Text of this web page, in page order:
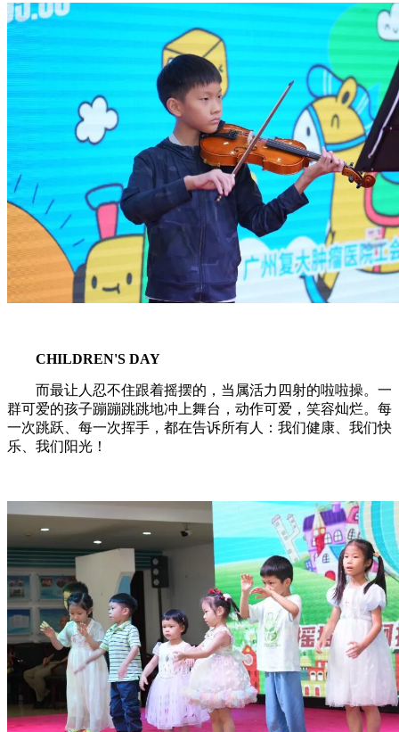
CHILDREN'S DAY
而最让人忍不住跟着摇摆的，当属活力四射的啦啦操。一
群可爱的孩子蹦蹦跳跳地冲上舞台，动作可爱，笑容灿烂。每
一次跳跃、每一次挥手，都在告诉所有人：我们健康、我们快
乐、我们阳光！